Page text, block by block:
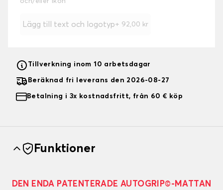
Lägg till text och logotyp+ 92,00 kr
Tillverkning inom 10 arbetsdagar
Beräknad fri leverans den 2026-08-27
Betalning i 3x kostnadsfritt, från 60 € köp
Funktioner
DEN ENDA PATENTERADE AUTOGRIP©-MATTAN